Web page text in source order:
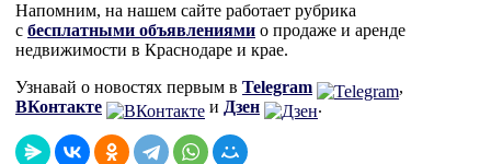
Напомним, на нашем сайте работает рубрика
с бесплатными объявлениями о продаже и аренде
недвижимости в Краснодаре и крае.
Узнавай о новостях первым в Telegram
,
ВКонтакте
и Дзен .